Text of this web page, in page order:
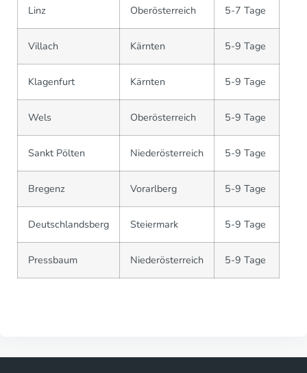
Linz Oberösterreich 5-7 Tage
Villach Kärnten 5-9 Tage
Klagenfurt Kärnten 5-9 Tage
Wels Oberösterreich 5-9 Tage
Sankt Pölten Niederösterreich 5-9 Tage
Bregenz Vorarlberg 5-9 Tage
Deutschlandsberg Steiermark 5-9 Tage
Pressbaum Niederösterreich 5-9 Tage